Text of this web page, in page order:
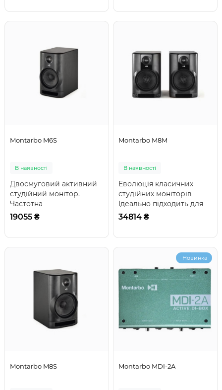
Montarbo M6S
В наявності
Двосмуговий активний
студійний монітор.
Частотна
характеристика: 40 Гц –
19055 ₴
Montarbo M8M
В наявності
Еволюція класичних
студійних моніторів
Ідеально підходить для
тих, хто працює в студії, і
34814 ₴
Montarbo M8S
Новинка
Montarbo MDI-2A